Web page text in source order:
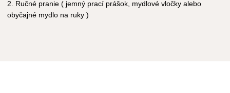
2. Ručné pranie ( jemný prací prášok, mydlové vločky alebo
obyčajné mydlo na ruky )